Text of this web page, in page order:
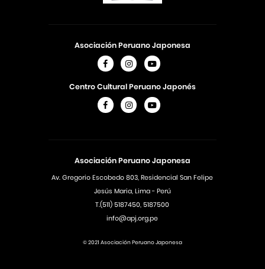
Asociación Peruano Japonesa
Av. Gregorio Escobedo 803, Residencial San Felipe
Jesús Maria, Lima - Perú
T.(511) 5187450, 5187500
info@apj.org.pe
Asociación Peruano Japonesa
Centro Cultural Peruano Japonés
© 2021 Asociación Peruano Japonesa